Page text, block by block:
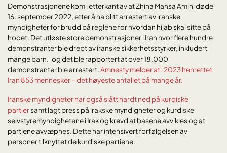
Demonstrasjonene kom i etterkant av at Zhina Mahsa Amini døde
16. september 2022, etter å ha blitt arrestert av iranske
myndigheter for brudd på reglene for hvordan hijab skal sitte på
hodet. Det utløste store demonstrasjoner i Iran hvor flere hundre
demonstranter ble drept av iranske sikkerhetsstyrker, inkludert
mange barn. og det ble rapportert at over 18.000
demonstranter ble arrestert.Amnesty melder at i 2023 henrettet
Iran 853 mennesker – det høyeste antallet på mange år.
Iranske myndigheter har også slått hardt ned på kurdiske
partiersamt lagt press på irakske myndigheter og kurdiske
selvstyremyndighetene i Irak og krevd at basene avvikles og at
partiene avvæpnes. Dette har intensivert forfølgelsen av
personer tilknyttet de kurdiske partiene.